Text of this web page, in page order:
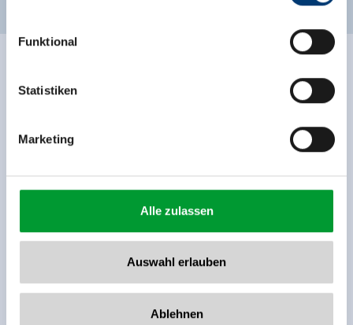
Rohr 23// A-6280 Zell am Ziller
www.zillertalarena.com
Funktional
Statistiken
Marketing
Alle zulassen
Auswahl erlauben
Ablehnen
Buchungssystems bewertet. TrustYou sammelt diese
Bewertungen und errechnet einen Durchschnitt der